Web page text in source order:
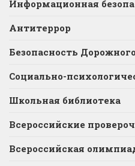
Информационная
Антитеррор
Безопасность
Социально-
Школьная библиотека
Всероссийские
Всероссийская